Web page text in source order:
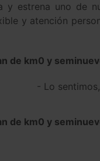
y estrena uno de
y atención
de km0 y
- Lo
de km0 y